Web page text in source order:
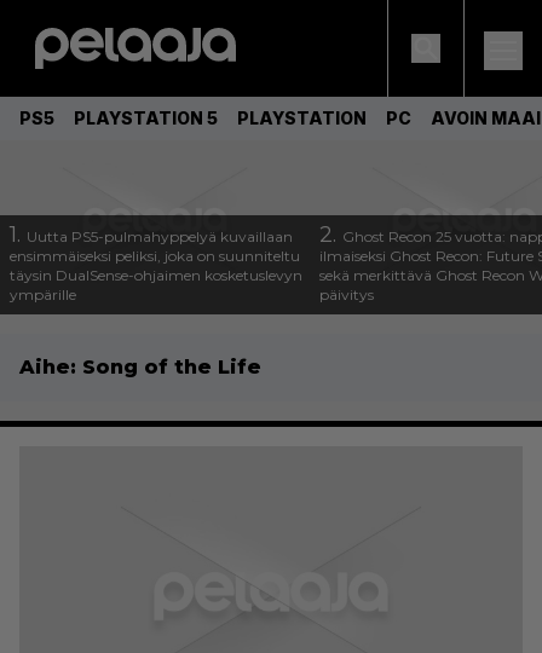
PS5 PLAYSTATION 5 PLAYSTATION PC AVOIN
1. Uutta PS5-pulmahyppelyä kuvaillaan
ensimmäiseksi peliksi, joka on suunniteltu
täysin DualSense-ohjaimen kosketuslevyn
ympärille
2. Ghost Recon 25 vuotta:
ilmaiseksi Ghost Recon: Future
sekä merkittävä Ghost Recon
päivitys
Aihe: Song of the Life